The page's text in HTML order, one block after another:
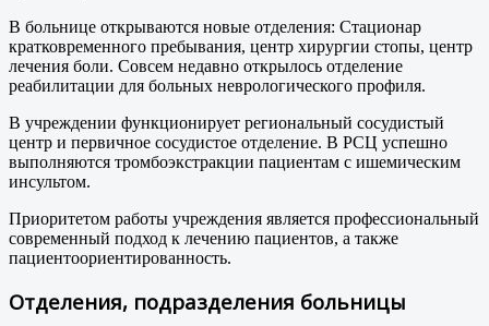
В больнице открываются новые отделения: Стационар
кратковременного пребывания, центр хирургии стопы, центр
лечения боли. Совсем недавно открылось отделение
реабилитации для больных неврологического профиля.
В учреждении функционирует региональный сосудистый
центр и первичное сосудистое отделение. В РСЦ успешно
выполняются тромбоэкстракции пациентам с ишемическим
инсультом.
Приоритетом работы учреждения является профессиональный
современный подход к лечению пациентов, а также
пациентоориентированность.
Отделения, подразделения больницы